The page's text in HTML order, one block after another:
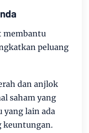
membantu
peluang
dan anjlok
saham yang
yang lain ada
keuntungan.